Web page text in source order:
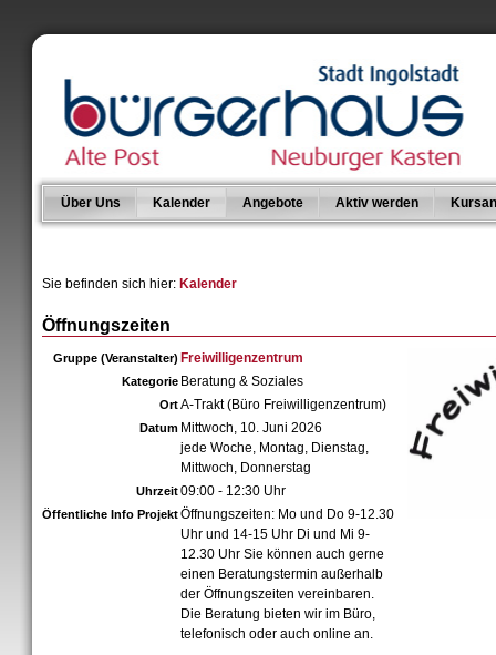
Über Uns Kalender Angebote Aktiv werden
Sie befinden sich hier: Kalender
Öffnungszeiten
Gruppe (Veranstalter) Freiwilligenzentrum
Kategorie Beratung & Soziales
OrtA-Trakt (Büro Freiwilligenzentrum)
Datum Mittwoch, 10. Juni 2026
jede Woche, Montag, Dienstag,
Mittwoch, Donnerstag
Uhrzeit09:00 - 12:30 Uhr
Öffentliche Info ProjektÖffnungszeiten: Mo und Do 9-12.30
Uhr und 14-15 Uhr Di und Mi 9-
12.30 Uhr Sie können auch gerne
einen Beratungstermin außerhalb
der Öffnungszeiten vereinbaren.
Die Beratung bieten wir im Büro,
telefonisch oder auch online an.